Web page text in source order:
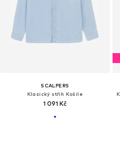
SCALPERS
Klasický střih Košile
1 091 Kč